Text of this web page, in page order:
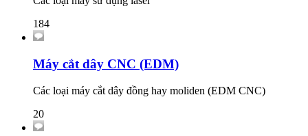
184
Máy cắt dây CNC (EDM)
Các loại máy cắt dây đồng hay moliden (EDM CNC)
20